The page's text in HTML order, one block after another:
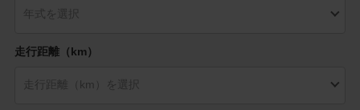
走行距離（km）